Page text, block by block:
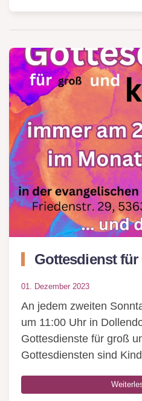
Gottesdienst
01. Dezember 2023
An jedem zweiten
um 11:00 Uhr in
Gottesdienste für groß
Gottesdiensten sind